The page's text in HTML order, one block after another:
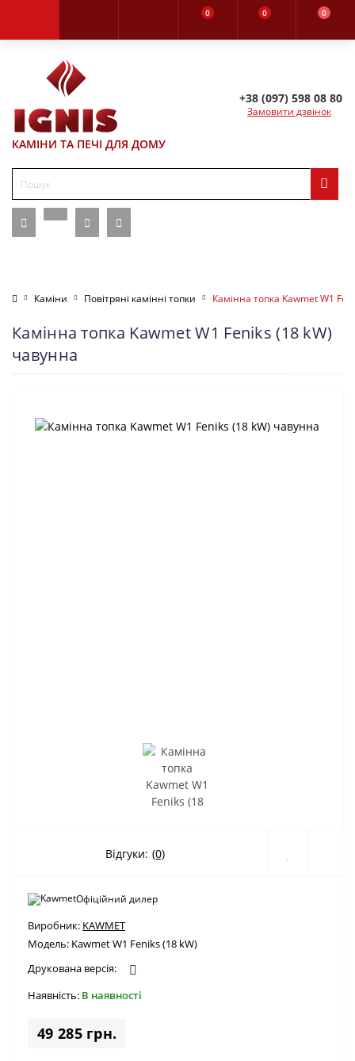
0 0 0
КАМІНИ ТА ПЕЧІ ДЛЯ ДОМУ
+38 (097) 598 08 80
Замовити дзвінок
Каміни Повітряні камінні топки Камінна топка Kawmet W1
Камінна топка Kawmet W1 Feniks (18 kW)
чавунна
Відгуки: (0)
Виробник: KAWMET
Модель: Kawmet W1 Feniks (18 kW)
Друкована версія:
Наявність: В наявності
49 285 грн.
Офіційний дилер